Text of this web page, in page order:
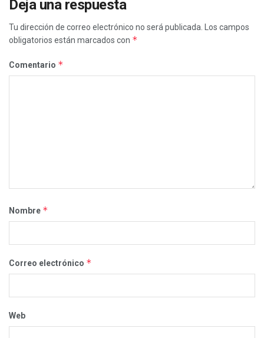
Deja una respuesta
Tu dirección de correo electrónico no será publicada.
Los campos
obligatorios están marcados con *
Comentario *
Nombre *
Correo electrónico *
Web